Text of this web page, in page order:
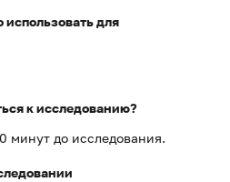
для
к исследованию?
минут до исследования.